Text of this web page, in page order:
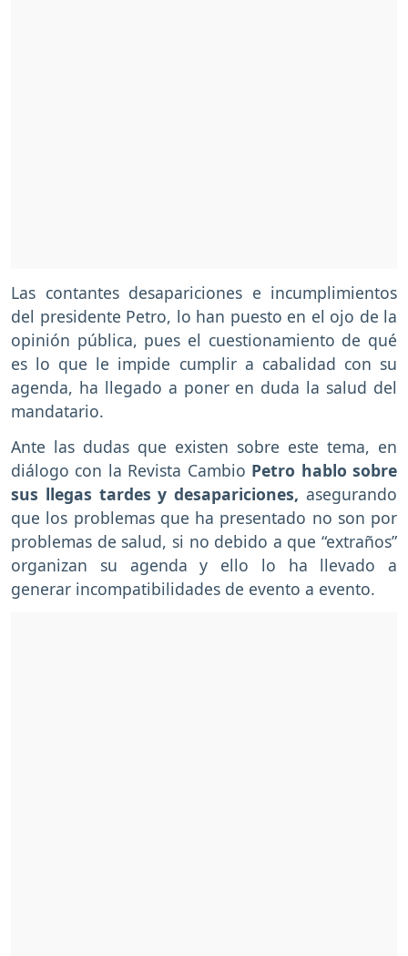
Las contantes desapariciones e incumplimientos
del presidente Petro, lo han puesto en el ojo de la
opinión pública, pues el cuestionamiento de qué
es lo que le impide cumplir a cabalidad con su
agenda, ha llegado a poner en duda la salud del
mandatario.
Ante las dudas que existen sobre este tema, en
diálogo con la Revista Cambio Petro hablo sobre
sus llegas tardes y desapariciones, asegurando
que los problemas que ha presentado no son por
problemas de salud, si no debido a que “extraños”
organizan su agenda y ello lo ha llevado a
generar incompatibilidades de evento a evento.